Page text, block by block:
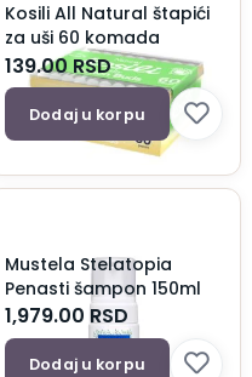
Kosili All Natural štapići
za uši 60 komada
139.00RSD
Dodaj u korpu
Mustela Stelatopia
Penasti šampon 150ml
1,979.00 RSD
Dodaj u korpu